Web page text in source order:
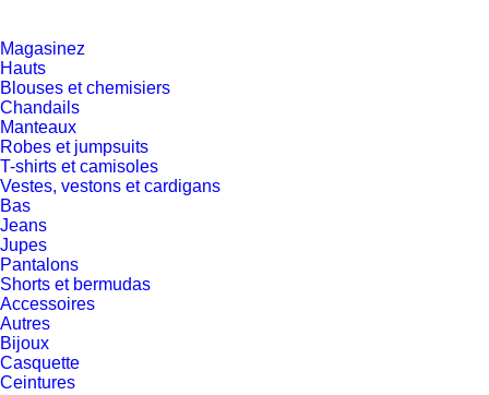
Magasinez
Hauts
Blouses et chemisiers
Chandails
Manteaux
Robes et jumpsuits
T-shirts et camisoles
Vestes, vestons et cardigans
Bas
Jeans
Jupes
Pantalons
Shorts et bermudas
Accessoires
Autres
Bijoux
Casquette
Ceintures